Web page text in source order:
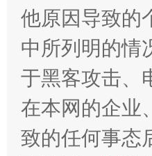
他原因导致的
中所列明的情
于黑客攻击、
在本网的企业
致的任何事态